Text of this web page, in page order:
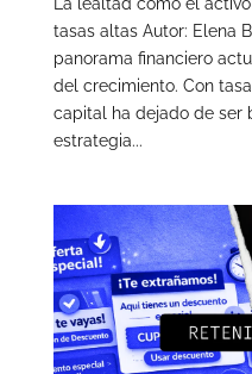
tasas altas Autor: Elena
panorama financiero
del crecimiento. Con
capital ha dejado de ser
estrategia...